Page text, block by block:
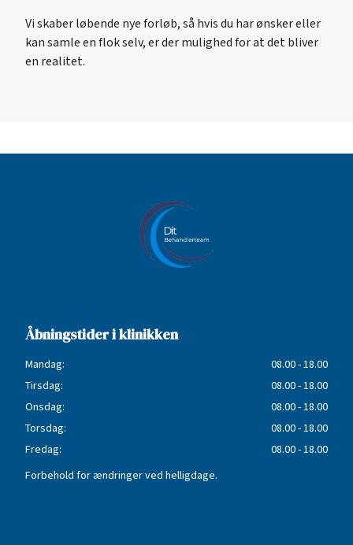
Vi skaber løbende nye forløb, så hvis du har ønsker eller
kan samle en flok selv, er der mulighed for at det bliver
en realitet.
Åbningstider i klinikken
Mandag:
08.00 - 18.00
Tirsdag:
08.00 - 18.00
Onsdag:
08.00 - 18.00
Torsdag:
08.00 - 18.00
Fredag:
08.00 - 18.00
Forbehold for ændringer ved helligdage.